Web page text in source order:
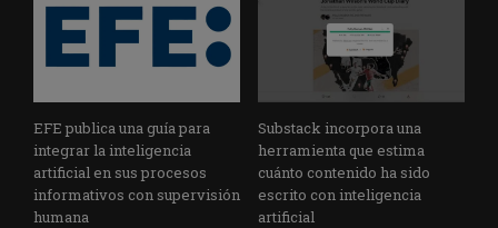
EFE publica una guía para
integrar la inteligencia
artificial en sus procesos
informativos con supervisión
humana
Substack incorpora una
herramienta que estima
cuánto contenido ha sido
escrito con inteligencia
artificial